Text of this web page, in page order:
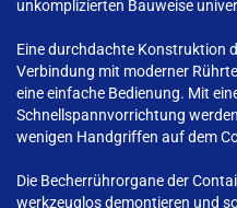
unkomplizierten Bauweise
Eine durchdachte Konstruktion
Verbindung mit moderner
eine einfache Bedienung. Mit
Schnellspannvorrichtung
wenigen Handgriffen auf dem
Die Becherrührorgane der
werkzeuglosdemontieren und